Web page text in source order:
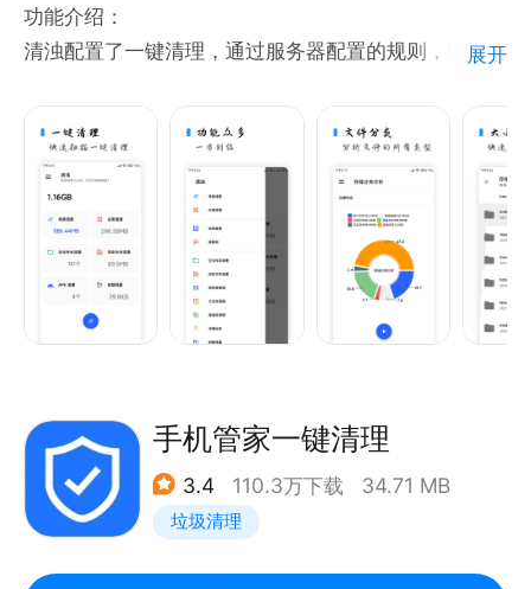
功能介绍：
清浊配置了一键清理，通过服务器配置的规则，完成本
应用通用清理，扫描本地所有应用的通用缓存和日志内
容，这些都是app们运行产生的多余垃圾
卸载残留清理，清理app们卸载之后仍然存在的垃圾
apk清理，清理本地的apk安装包
重复文件扫描，扫描本地的重复文件并清理
存储分类分析，将本地的文件分类，和分析占用大小
总而言之，清浊是一个十分强大但又不繁琐的清理好工
展开
手机管家一键清理
3.4 110.3万下载 34.71 MB
垃圾清理